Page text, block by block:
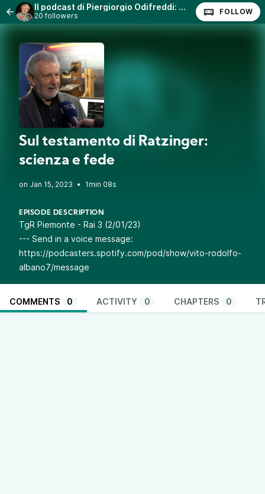
Il podcast di Piergiorgio Odifreddi: Lezioni e Conferenze.
20 followers FOLLOW
Sul testamento di Ratzinger:
scienza e fede
• 1min 08s
EPISODE DESCRIPTION
TgR Piemonte - Rai 3 (2/01/23)
--- Send in a voice message:
https://podcasters.spotify.com/pod/show/vito-rodolfo-
albano7/message
COMMENTS 0 ACTIVITY 0 CHAPTERS 0